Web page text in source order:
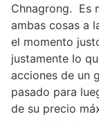
Chnagrong. Es
ambas cosas a
el momento
justamente lo
acciones de un
pasado para
de su precio